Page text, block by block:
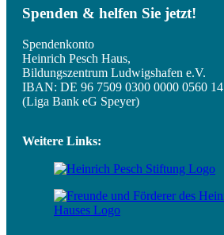
Spenden & helfen Sie jetzt!
Spendenkonto
Heinrich Pesch Haus,
Bildungszentrum Ludwigshafen e.V.
IBAN: DE 96 7509 0300 0000 0560 14
(Liga Bank eG Speyer)
Weitere Links: